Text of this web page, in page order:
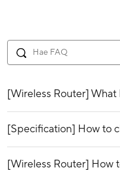
[Wireless Router]
[Specification] How to
[Wireless Router] How